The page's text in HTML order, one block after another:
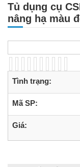
Tủ dụng cụ
nâng hạ màu
Tình trạng:
Mã SP:
Giá: